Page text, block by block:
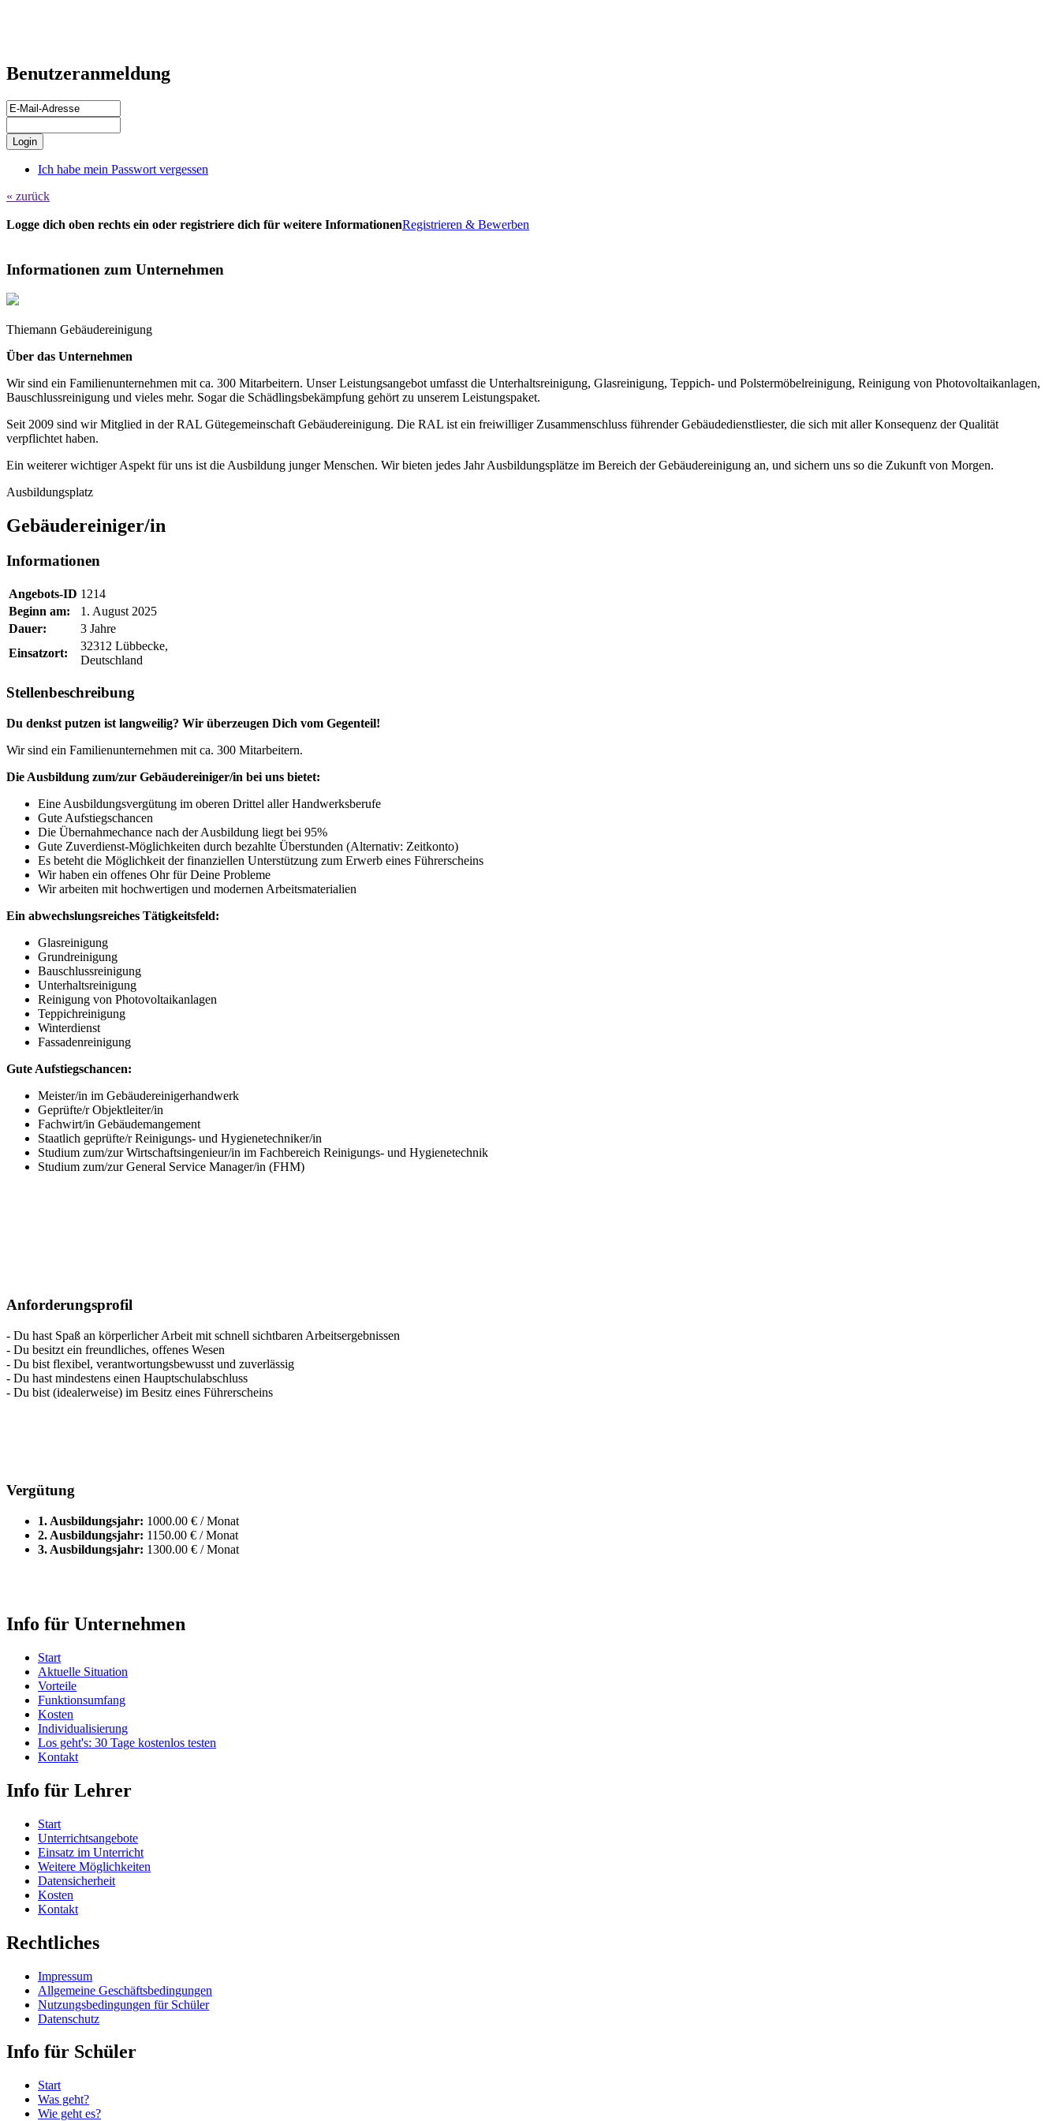
Benutzeranmeldung
Ich habe mein Passwort vergessen
« zurück
Logge dich oben rechts ein oder registriere dich für weitere InformationenRegistrieren & Bewerben
Informationen zum Unternehmen
Thiemann Gebäudereinigung
Über das Unternehmen
Wir sind ein Familienunternehmen mit ca. 300 Mitarbeitern. Unser Leistungsangebot umfasst die Unterhaltsreinigung, Glasreinigung, Teppich- und Polstermöbelreinigung, Reinigung von Photovoltaikanlagen,
Bauschlussreinigung und vieles mehr. Sogar die Schädlingsbekämpfung gehört zu unserem Leistungspaket.
Seit 2009 sind wir Mitglied in der RAL Gütegemeinschaft Gebäudereinigung. Die RAL ist ein freiwilliger Zusammenschluss führender Gebäudedienstliester, die sich mit aller Konsequenz der Qualität
verpflichtet haben.
Ein weiterer wichtiger Aspekt für uns ist die Ausbildung junger Menschen. Wir bieten jedes Jahr Ausbildungsplätze im Bereich der Gebäudereinigung an, und sichern uns so die Zukunft von Morgen.
Ausbildungsplatz
Gebäudereiniger/in
Informationen
Angebots-ID 1214
Beginn am:
1. August 2025
Dauer:
3 Jahre
Einsatzort:
32312 Lübbecke,
Deutschland
Stellenbeschreibung
Du denkst putzen ist langweilig? Wir überzeugen Dich vom Gegenteil!
Wir sind ein Familienunternehmen mit ca. 300 Mitarbeitern.
Die Ausbildung zum/zur Gebäudereiniger/in bei uns bietet:
Eine Ausbildungsvergütung im oberen Drittel aller Handwerksberufe
Gute Aufstiegschancen
Die Übernahmechance nach der Ausbildung liegt bei 95%
Gute Zuverdienst-Möglichkeiten durch bezahlte Überstunden (Alternativ: Zeitkonto)
Es beteht die Möglichkeit der finanziellen Unterstützung zum Erwerb eines Führerscheins
Wir haben ein offenes Ohr für Deine Probleme
Wir arbeiten mit hochwertigen und modernen Arbeitsmaterialien
Ein abwechslungsreiches Tätigkeitsfeld:
Glasreinigung
Grundreinigung
Bauschlussreinigung
Unterhaltsreinigung
Reinigung von Photovoltaikanlagen
Teppichreinigung
Winterdienst
Fassadenreinigung
Gute Aufstiegschancen:
Meister/in im Gebäudereinigerhandwerk
Geprüfte/r Objektleiter/in
Fachwirt/in Gebäudemangement
Staatlich geprüfte/r Reinigungs- und Hygienetechniker/in
Studium zum/zur Wirtschaftsingenieur/in im Fachbereich Reinigungs- und Hygienetechnik
Studium zum/zur General Service Manager/in (FHM)
Anforderungsprofil
- Du hast Spaß an körperlicher Arbeit mit schnell sichtbaren Arbeitsergebnissen
- Du besitzt ein freundliches, offenes Wesen
- Du bist flexibel, verantwortungsbewusst und zuverlässig
- Du hast mindestens einen Hauptschulabschluss
- Du bist (idealerweise) im Besitz eines Führerscheins
Vergütung
1. Ausbildungsjahr: 1000.00 € / Monat
2. Ausbildungsjahr: 1150.00 € / Monat
3. Ausbildungsjahr: 1300.00 € / Monat
Info für Unternehmen
Start
Aktuelle Situation
Vorteile
Funktionsumfang
Kosten
Individualisierung
Los geht's: 30 Tage kostenlos testen
Kontakt
Info für Lehrer
Start
Unterrichtsangebote
Einsatz im Unterricht
Weitere Möglichkeiten
Datensicherheit
Kosten
Kontakt
Rechtliches
Impressum
Allgemeine Geschäftsbedingungen
Nutzungsbedingungen für Schüler
Datenschutz
Info für Schüler
Start
Was geht?
Wie geht es?